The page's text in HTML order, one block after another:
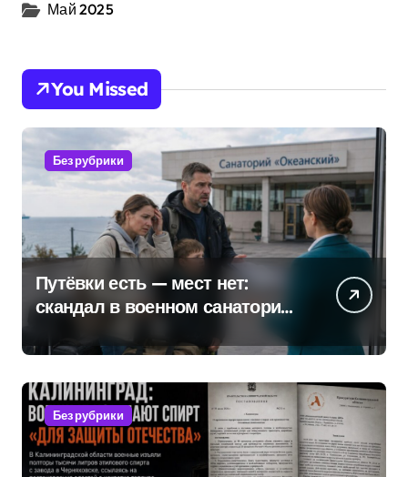
Май 2025
You Missed
Без рубрики
Путёвки есть — мест нет:
скандал в военном санатории
Без рубрики